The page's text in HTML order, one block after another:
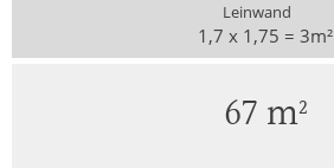
Leinwand
1,7 x 1,75 = 3m²
67 m²